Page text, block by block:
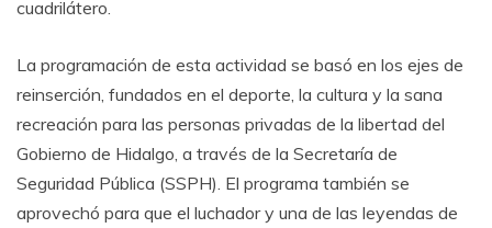
cuadrilátero.
La programación de esta actividad se basó en los ejes de
reinserción, fundados en el deporte, la cultura y la sana
recreación para las personas privadas de la libertad del
Gobierno de Hidalgo, a través de la Secretaría de
Seguridad Pública (SSPH). El programa también se
aprovechó para que el luchador y una de las leyendas de